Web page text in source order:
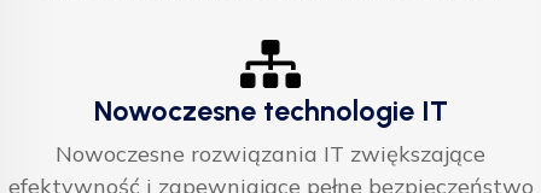
Nowoczesne technologie IT
Nowoczesne rozwiązania IT zwiększające
efektywność i zapewniające pełne bezpieczeństwo